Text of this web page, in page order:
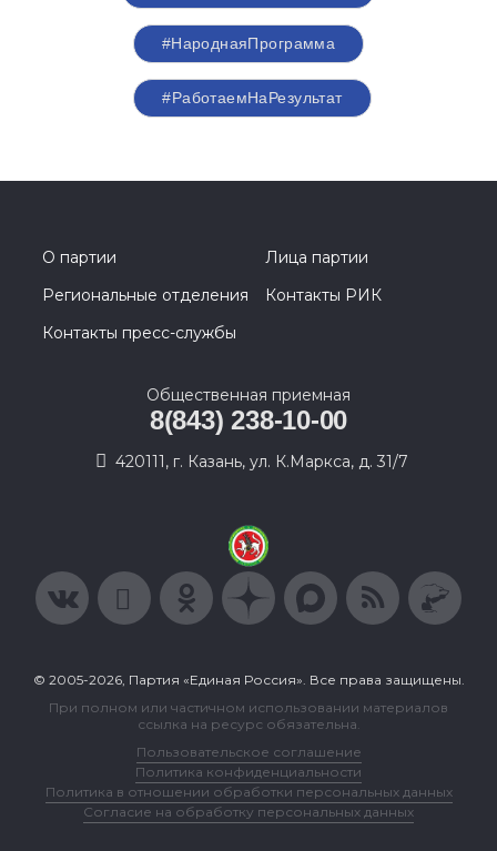
#НароднаяПрограмма
#РаботаемНаРезультат
О партии
Лица партии
Региональные отделения
Контакты РИК
Контакты пресс-службы
Общественная приемная
8(843) 238-10-00
420111, г. Казань, ул. К.Маркса, д. 31/7
© 2005-2026, Партия «Единая Россия». Все права защищены.
При полном или частичном использовании материалов
ссылка на ресурс обязательна.
Пользовательское соглашение
Политика конфиденциальности
Политика в отношении обработки персональных данных
Согласие на обработку персональных данных